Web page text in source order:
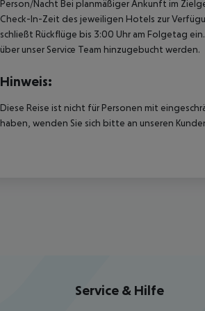
Person/Nacht Bei planmäßiger Ankunft im
Check-In-Zeit des jeweiligen Hotels zur
schließt Rückflüge bis 3:00 Uhr am Folgetag
über unser Service Team hinzugebucht werden.
Hinweis:
Diese Reise ist nicht für Personen mit
haben, wenden Sie sich bitte an unseren
Service & Hilfe